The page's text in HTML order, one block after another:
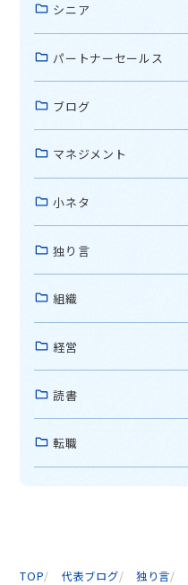
シニア
パートナーセールス
ブログ
マネジメント
小ネタ
独り言
組織
経営
読書
転職
TOP 代表ブログ 独り言